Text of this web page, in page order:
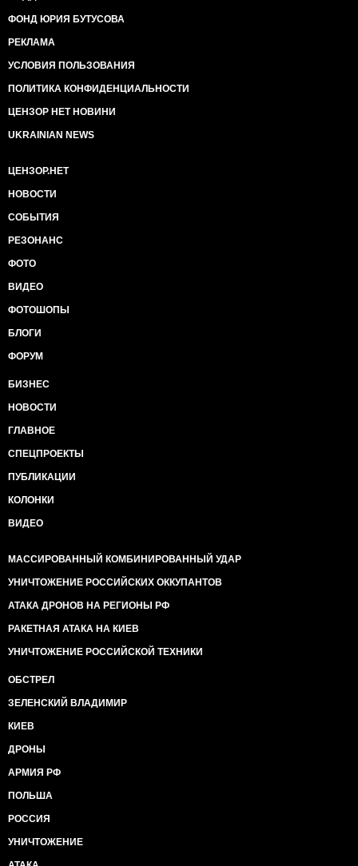
ФОНД ЮРИЯ БУТУСОВА
РЕКЛАМА
УСЛОВИЯ ПОЛЬЗОВАНИЯ
ПОЛИТИКА КОНФИДЕНЦИАЛЬНОСТИ
ЦЕНЗОР НЕТ НОВИНИ
UKRAINIAN NEWS
ЦЕНЗОР.НЕТ
НОВОСТИ
СОБЫТИЯ
РЕЗОНАНС
ФОТО
ВИДЕО
ФОТОШОПЫ
БЛОГИ
ФОРУМ
БИЗНЕС
НОВОСТИ
ГЛАВНОЕ
СПЕЦПРОЕКТЫ
ПУБЛИКАЦИИ
КОЛОНКИ
ВИДЕО
МАССИРОВАННЫЙ КОМБИНИРОВАННЫЙ УДАР
УНИЧТОЖЕНИЕ РОССИЙСКИХ ОККУПАНТОВ
АТАКА ДРОНОВ НА РЕГИОНЫ РФ
РАКЕТНАЯ АТАКА НА КИЕВ
УНИЧТОЖЕНИЕ РОССИЙСКОЙ ТЕХНИКИ
ОБСТРЕЛ
ЗЕЛЕНСКИЙ ВЛАДИМИР
КИЕВ
ДРОНЫ
АРМИЯ РФ
ПОЛЬША
РОССИЯ
УНИЧТОЖЕНИЕ